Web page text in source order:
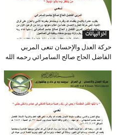
آخر البيانات
حركة العدل والإحسان تنعى المربي
الفاضل الحاج صالح السامرائي رحمه الله